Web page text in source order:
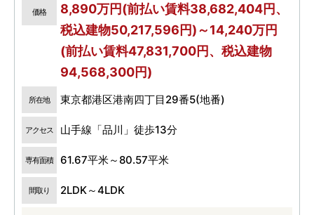
価格
8,890万円(前払い賃料38,682,404円、
税込建物50,217,596円)～14,240万円
(前払い賃料47,831,700円、税込建物
94,568,300円)
所在地 東京都港区港南四丁目29番5(地番)
アクセス 山手線「品川」徒歩13分
専有面積 61.67平米～80.57平米
間取り 2LDK～4LDK